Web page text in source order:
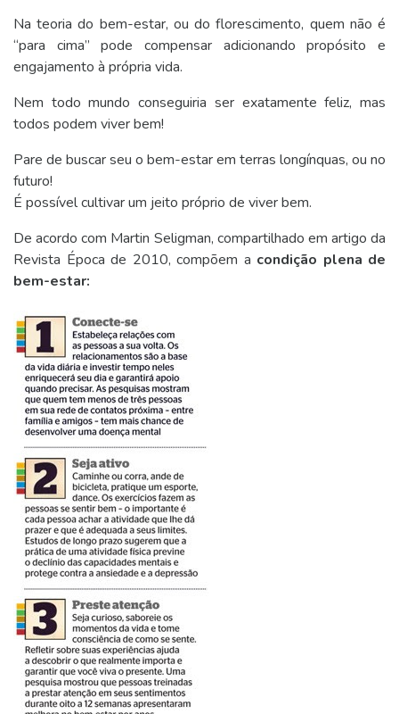
Na teoria do bem-estar, ou do florescimento, quem não é
“para cima” pode compensar adicionando propósito e
engajamento à própria vida.
Nem todo mundo conseguiria ser exatamente feliz, mas
todos podem viver bem!
Pare de buscar seu o bem-estar em terras longínquas, ou no
futuro!
É possível cultivar um jeito próprio de viver bem.
De acordo com Martin Seligman, compartilhado em artigo da
Revista Época de 2010, compõem a condição plena de
bem-estar: